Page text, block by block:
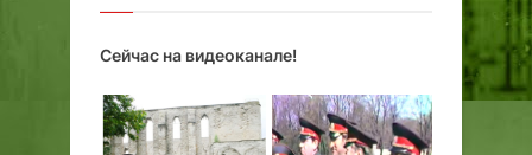
Сейчас на видеоканале!